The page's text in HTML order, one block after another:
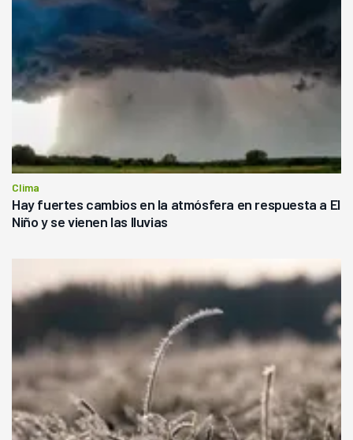
Clima
Hay fuertes cambios en la atmósfera en respuesta a El
Niño y se vienen las lluvias